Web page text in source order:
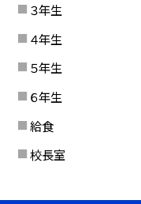
３年生
４年生
５年生
６年生
給食
校長室